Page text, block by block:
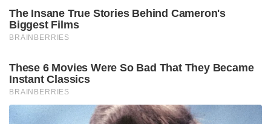
The Insane True Stories Behind Cameron's
Biggest Films
BRAINBERRIES
These 6 Movies Were So Bad That They Became
Instant Classics
BRAINBERRIES